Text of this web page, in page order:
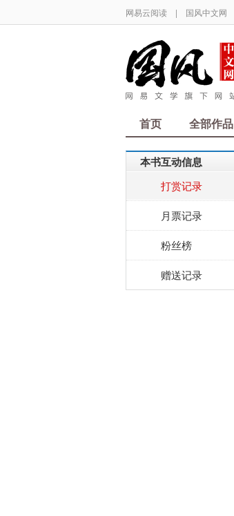
网易云阅读 | 国风中文网
首页 全部作品
本书互动信息
打赏记录
月票记录
粉丝榜
赠送记录